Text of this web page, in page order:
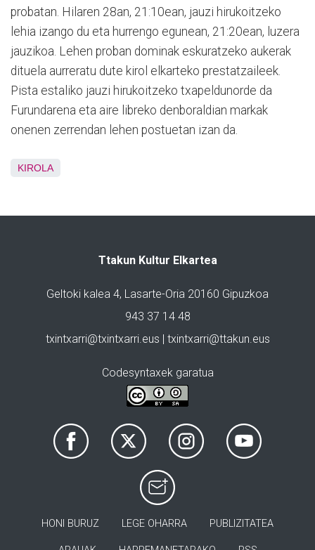
probatan. Hilaren 28an, 21:10ean, jauzi hirukoitzeko
lehia izango du eta hurrengo egunean, 21:20ean, luzera
jauzikoa. Lehen proban dominak eskuratzeko aukerak
dituela aurreratu dute kirol elkarteko prestatzaileek.
Pista estaliko jauzi hirukoitzeko txapeldunorde da
Furundarena eta aire libreko denboraldian markak
onenen zerrendan lehen postuetan izan da.
KIROLA
Ttakun Kultur Elkartea
Geltoki kalea 4, Lasarte-Oria 20160 Gipuzkoa
943 37 14 48
txintxarri@txintxarri.eus | txintxarri@ttakun.eus
Codesyntaxek garatua
HONI BURUZ LEGE OHARRA PUBLIZITATEA